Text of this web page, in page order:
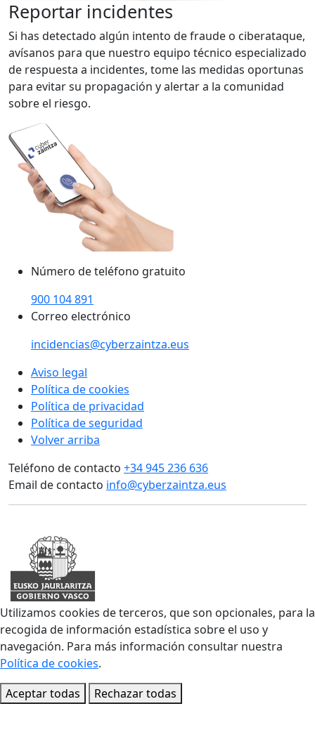
Reportar incidentes
Si has detectado algún intento de fraude o ciberataque,
avísanos para que nuestro equipo técnico especializado
de respuesta a incidentes, tome las medidas oportunas
para evitar su propagación y alertar a la comunidad
sobre el riesgo.
Número de teléfono gratuito
900 104 891
Correo electrónico
incidencias@cyberzaintza.eus
Aviso legal
Política de cookies
Política de privacidad
Política de seguridad
Volver arriba
Teléfono de contacto +34 945 236 636
Email de contacto info@cyberzaintza.eus
Utilizamos cookies de terceros, que son opcionales, para la
recogida de información estadística sobre el uso y
navegación. Para más información consultar nuestra
Política de cookies.
Aceptar todas
Rechazar todas